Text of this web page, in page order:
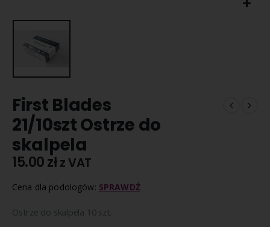
First Blades
21/10szt Ostrze do
skalpela
15.00zł z VAT
Cena dla podologów: SPRAWDŹ
Ostrze do skalpela 10 szt.